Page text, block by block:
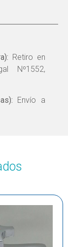
Retiro en
Nº1552,
Envío a